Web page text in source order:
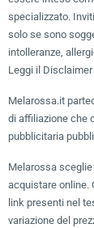
specializzato.
solo se sono
intolleranze,
Leggi il Disclaimer
Melarossa.it
di affiliazione che
pubblicitaria
Melarossa
acquistare online.
link presenti nel
variazione del